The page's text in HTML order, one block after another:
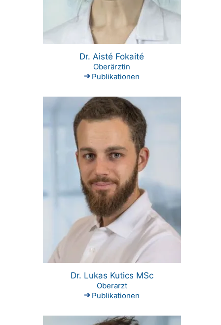
Dr. Aisté Fokaité
Oberärztin
Publikationen
Dr. Lukas Kutics MSc
Oberarzt
Publikationen